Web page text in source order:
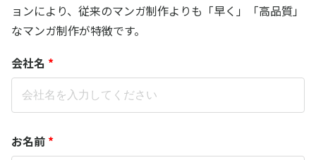
ョンにより、従来のマンガ制作よりも「早く」「高品質」
なマンガ制作が特徴です。
会社名 *
お名前 *